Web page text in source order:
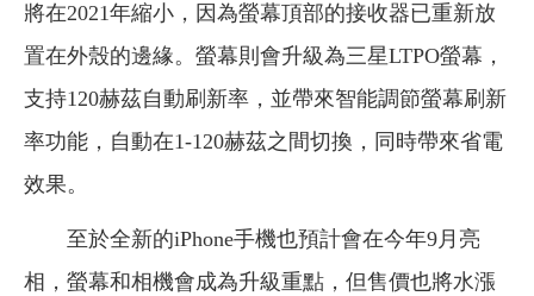
將在2021年縮小，因為螢幕頂部的接收器已重新放
置在外殼的邊緣。螢幕則會升級為三星LTPO螢幕，
支持120赫茲自動刷新率，並帶來智能調節螢幕刷新
率功能，自動在1-120赫茲之間切換，同時帶來省電
效果。
至於全新的iPhone手機也預計會在今年9月亮
相，螢幕和相機會成為升級重點，但售價也將水漲